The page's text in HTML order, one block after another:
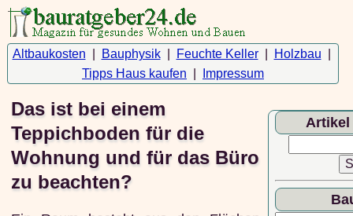
Altbaukosten Bauphysik| Feuchte Keller| Holzbau
Tipps Haus kaufen
Impressum
Das ist bei einem
Teppichboden für die
Wohnung und für das Büro
zu beachten?
Artikel